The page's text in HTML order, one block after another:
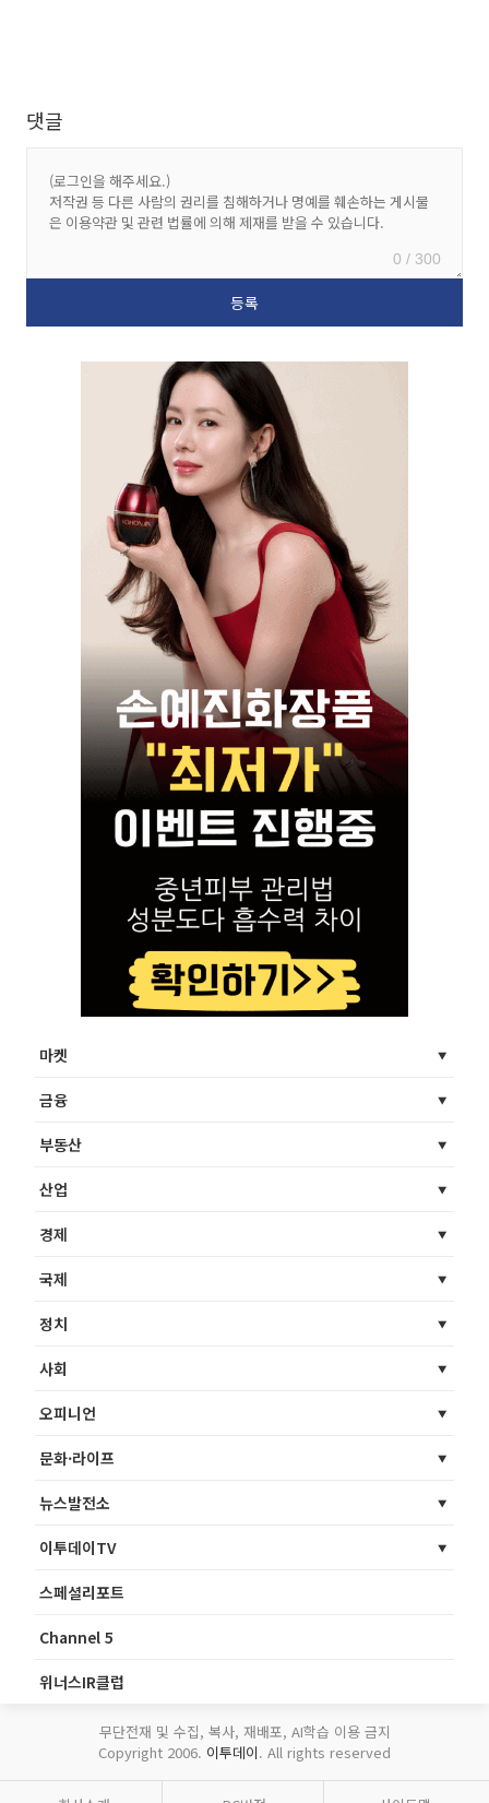
댓글
0 / 300
마켓
금융
부동산
산업
경제
국제
정치
사회
오피니언
문화·라이프
뉴스발전소
이투데이TV
스페셜리포트
Channel 5
위너스IR클럽
무단전재 및 수집, 복사, 재배포, AI학습 이용 금지
Copyright 2006. 이투데이. All rights reserved